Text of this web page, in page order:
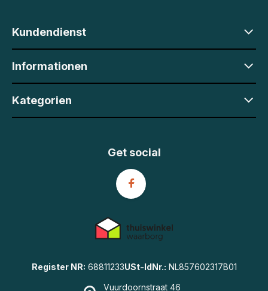
Kundendienst
Informationen
Kategorien
Vuurdoornstraat 46
Register NR: 68811233USt-IdNr.: NL857602317B01
Get social